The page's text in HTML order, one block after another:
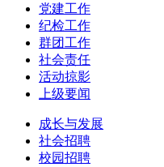
党建工作
纪检工作
群团工作
社会责任
活动掠影
上级要闻
成长与发展
社会招聘
校园招聘